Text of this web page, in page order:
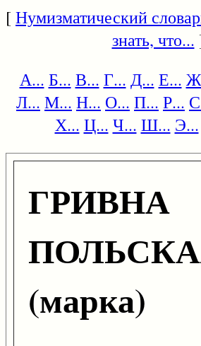
[Нумизматический
знать, что...
А... Б... В... Г... Д... Е...
Л... М... Н... О... П... Р...
Х... Ц... Ч... Ш... Э...
ГРИВНА
(марка)